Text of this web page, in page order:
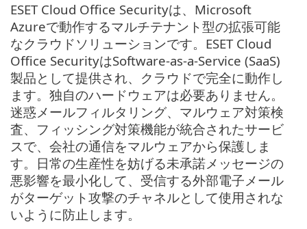
ESET Cloud Office Securityは、Microsoft
Azureで動作するマルチテナント型の拡張可能
なクラウドソリューションです。ESET Cloud
Office SecurityはSoftware-as-a-Service (SaaS)
製品として提供され、クラウドで完全に動作し
ます。独自のハードウェアは必要ありません。
迷惑メールフィルタリング、マルウェア対策検
査、フィッシング対策機能が統合されたサービ
スで、会社の通信をマルウェアから保護しま
す。日常の生産性を妨げる未承諾メッセージの
悪影響を最小化して、受信する外部電子メール
がターゲット攻撃のチャネルとして使用されな
いように防止します。